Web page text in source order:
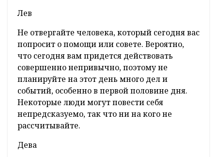
Лев
Не отвергайте человека, который сегодня вас
попросит о помощи или совете. Вероятно,
что сегодня вам придется действовать
совершенно непривычно, поэтому не
планируйте на этот день много дел и
событий, особенно в первой половине дня.
Некоторые люди могут повести себя
непредсказуемо, так что ни на кого не
рассчитывайте.
Дева